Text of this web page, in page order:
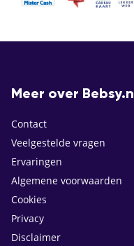
Meer over Bebsy.nl
Contact
Veelgestelde vragen
Ervaringen
Algemene voorwaarden
Cookies
Privacy
Disclaimer